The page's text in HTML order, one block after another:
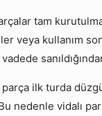
tam
kullanım
ilk turda
nedenle vidalı